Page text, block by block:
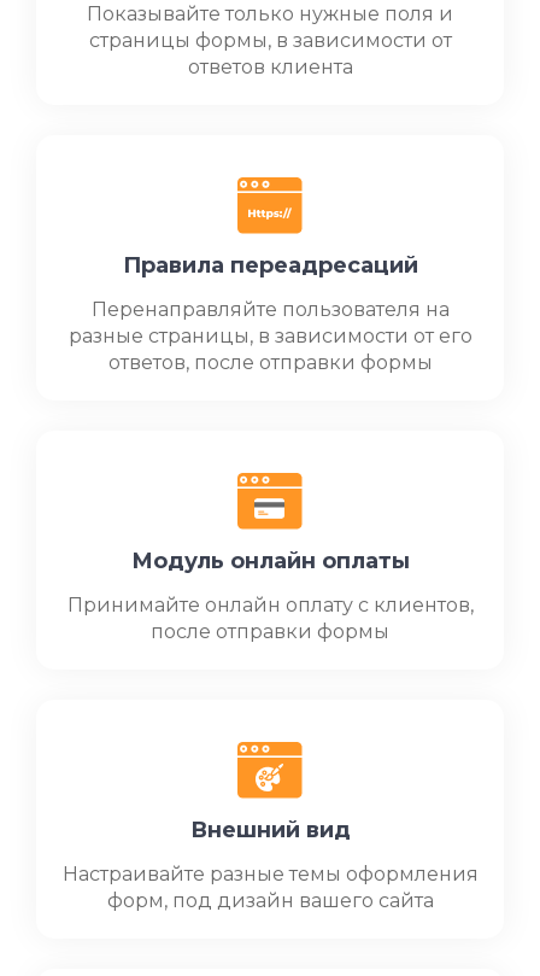
Показывайте только нужные поля и
страницы формы, в зависимости от
ответов клиента
Правила переадресаций
Перенаправляйте пользователя на
разные страницы, в зависимости от его
ответов, после отправки формы
Модуль онлайн оплаты
Принимайте онлайн оплату с клиентов,
после отправки формы
Внешний вид
Настраивайте разные темы оформления
форм, под дизайн вашего сайта